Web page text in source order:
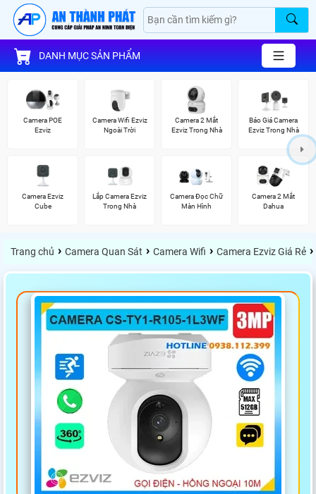
DANH MỤC SẢN PHẨM
Camera POE
Ezviz
Camera Wifi Ezviz
Ngoài Trời
Camera 2 Mắt
Ezviz Trong Nhà
Báo Giá Camera
Ezviz Trong Nhà
Camera Ezviz
Cube
Lắp Camera Ezviz
Trong Nhà
Camera Đọc Chữ
Màn Hình
Camera 2 Mắt
Dahua
Trang chủ › Camera Quan Sát › Camera Wifi › Camera Ezviz Giá Rẻ ›